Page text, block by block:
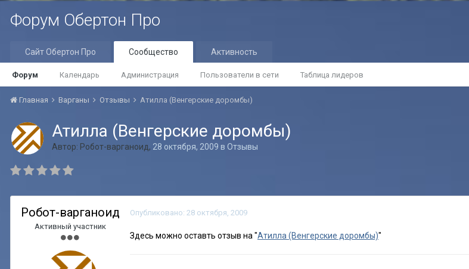
Форум Обертон Про
Сайт Обертон Про Сообщество
Форум Календарь Администрация Пользователи в сети Таблица лидеров
Активность
Главная Варганы Отзывы Атилла (Венгерские доромбы)
Атилла (Венгерские доромбы)
Автор: Робот-варганоид, 28 октября, 2009 в Отзывы
Робот-варганоид
Активный участник
Опубликовано: 28 октября, 2009
Здесь можно оставть отзыв на "Атилла (Венгерские доромбы)"